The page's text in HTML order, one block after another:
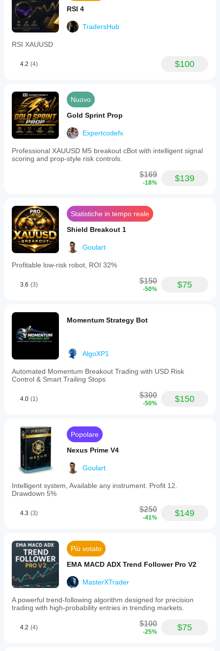
RSI 4
TradersHub
RSI XAUUSD
4.2 (4) $100
Nuovo
Gold Sprint Prop
Expertcodefx
Professional XAUUSD M5 breakout cBot with intelligent signal
scoring and prop-style risk controls.
$169
-18% $139
Statistiche in tempo reale
Shield Breakout 1
Goulart
Profitable low-risk robot, ROI 32%
3.6 (3) $150
-50% $75
Momentum Strategy Bot
AlgoXP1
Automated Momentum Breakout Trading with USD Risk
Control & Smart Trailing Stops
4.0 (1) $300
-50% $150
Popolare
Nexus Prime V4
Goulart
Intelligent system, Available any instrument. Profit 12.
Drawdown 5%
4.3 (3) $250
-41% $149
Più votato
EMA MACD ADX Trend Follower Pro V2
MasterXTrader
A powerful trend-following algorithm designed for precision
trading with high-probability entries in trending markets.
4.2 (4) $100
-25% $75